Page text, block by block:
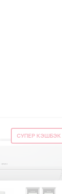
СУПЕР КЭШБЭК